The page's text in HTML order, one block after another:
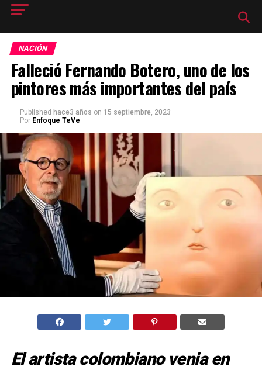
NACIÓN
Falleció Fernando Botero, uno de los
pintores más importantes del país
Published hace3 años on 15 septiembre, 2023
Por Enfoque TeVe
El artista colombiano venia en